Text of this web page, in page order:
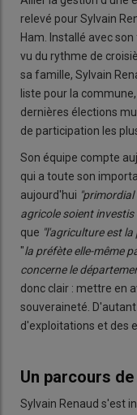
relevé pour Sylvain
Ham. Installé avec
vu du rythme de
sa famille, Sylvain
liste pour la
dernières élections
de participation les
Son équipe compte
qui a toute son
aujourd'hui
agricole soient investis
que "l'agriculture est
"la préfète elle-même
concerne le
donc clair : mettre en
souveraineté.
d'exploitations et des
Un parcours de
Sylvain Renaud s'est